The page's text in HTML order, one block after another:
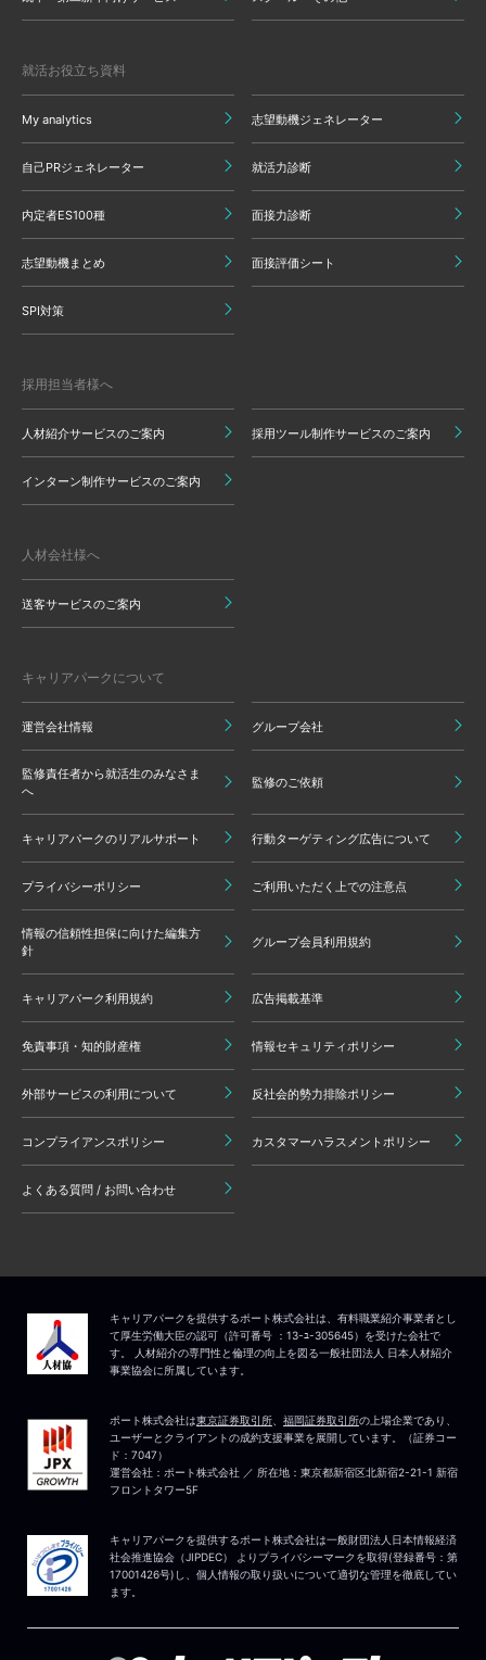
就活お役立ち資料
My analytics 志望動機ジェネレーター
自己PRジェネレーター 就活力診断
内定者ES100種 面接力診断
志望動機まとめ 面接評価シート
SPI対策
採用担当者様へ
人材紹介サービスのご案内 採用ツール制作サービスのご案内
インターン制作サービスのご案内
人材会社様へ
送客サービスのご案内
キャリアパークについて
運営会社情報 グループ会社
監修責任者から就活生のみなさま
へ
監修のご依頼
キャリアパークのリアルサポート 行動ターゲティング広告について
プライバシーポリシー ご利用いただく上での注意点
情報の信頼性担保に向けた編集方
針
グループ会員利用規約
キャリアパーク利用規約 広告掲載基準
免責事項・知的財産権 情報セキュリティポリシー
外部サービスの利用について 反社会的勢力排除ポリシー
コンプライアンスポリシー カスタマーハラスメントポリシー
よくある質問 / お問い合わせ